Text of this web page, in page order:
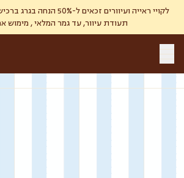
לקויי ראייה ועיוורים
תעודת עיוור, עד גמר המלאי , מימוש